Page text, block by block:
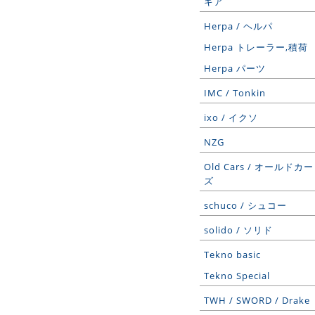
Herpa / ヘルパ
Herpa トレーラー,積荷
Herpa パーツ
IMC / Tonkin
ixo / イクソ
NZG
Old Cars / オールドカー
ズ
schuco / シュコー
solido / ソリド
Tekno basic
Tekno Special
TWH / SWORD / Drake